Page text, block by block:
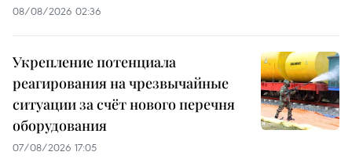
08/08/2026 02:36
Укрепление потенциала
реагирования на чрезвычайные
ситуации за счёт нового перечня
оборудования
07/08/2026 17:05